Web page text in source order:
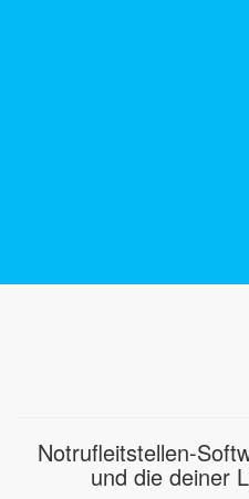
Notrufleitstellen-
und die deiner